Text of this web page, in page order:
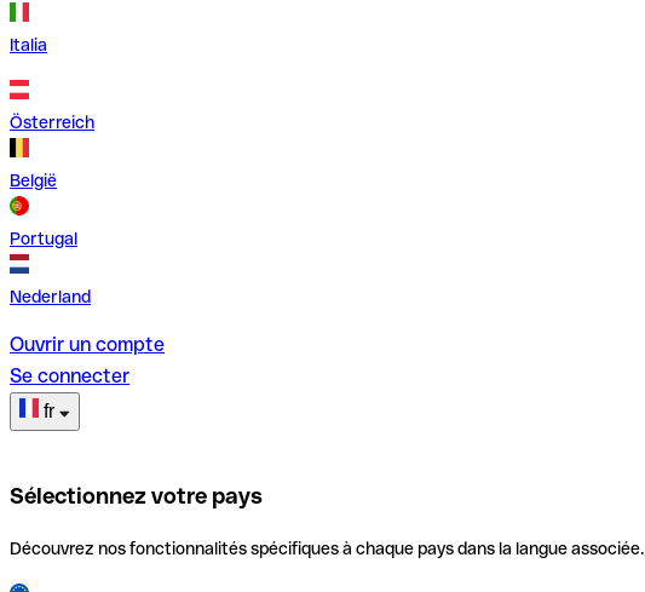
Italia
Österreich
België
Portugal
Nederland
Ouvrir un compte
Se connecter
fr
Sélectionnez votre pays
Découvrez nos fonctionnalités spécifiques à chaque pays dans la langue associée.